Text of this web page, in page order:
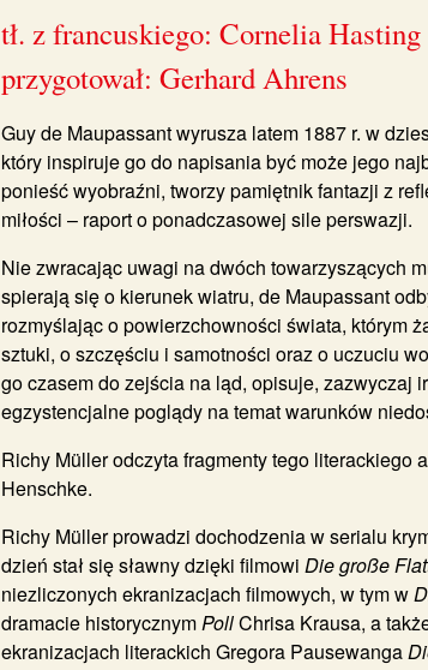
tł. z francuskiego: Cornelia Hasting
przygotował: Gerhard Ahrens
Guy de Maupassant wyrusza latem 1887 r. w
który inspiruje go do napisania być może jego
ponieść wyobraźni, tworzy pamiętnik fantazji z
miłości – raport o ponadczasowej sile perswazji.
Nie zwracając uwagi na dwóch towarzyszących
spierają się o kierunek wiatru, de Maupassant
rozmyślając o powierzchowności świata, którym
sztuki, o szczęściu i samotności oraz o uczuciu
go czasem do zejścia na ląd, opisuje, zazwyczaj
egzystencjalne poglądy na temat warunków
Richy Müller odczyta fragmenty tego literackiego
Henschke.
Richy Müller prowadzi dochodzenia w serialu
dzień stał się sławny dzięki filmowi Die große
niezliczonych ekranizacjach filmowych, w tym w
dramacie historycznymPollChrisa Krausa, a
ekranizacjach literackich Gregora Pausewanga